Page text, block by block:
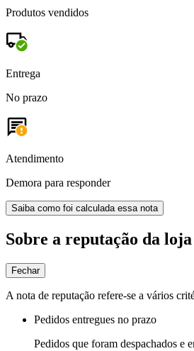
Produtos vendidos
Entrega
No prazo
Atendimento
Demora para responder
Saiba como foi calculada essa nota
Sobre a reputação da loja
Fechar
A nota de reputação refere-se a vários
Pedidos entregues no prazo
Pedidos que foram despachados e